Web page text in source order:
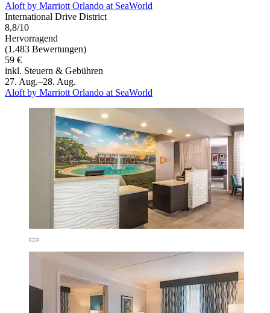
Aloft by Marriott Orlando at SeaWorld
International Drive District
8,8/10
Hervorragend
(1.483 Bewertungen)
59 €
inkl. Steuern & Gebühren
27. Aug.–28. Aug.
Aloft by Marriott Orlando at SeaWorld